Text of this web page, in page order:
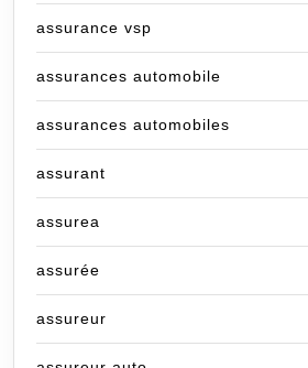
assurance vsp
assurances automobile
assurances automobiles
assurant
assurea
assurée
assureur